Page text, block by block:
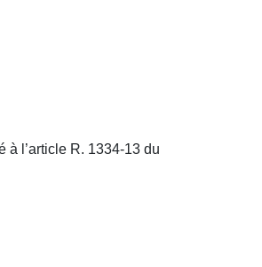
à l’article R. 1334-13 du